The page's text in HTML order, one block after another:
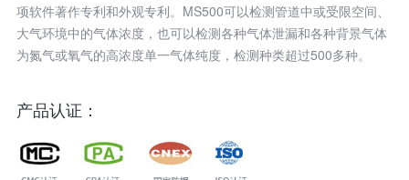
项软件著作专利和外观专利。MS500可以检测管道中或受限空间、
大气环境中的气体浓度，也可以检测各种气体泄漏和各种背景气体
为氮气或氧气的高浓度单一气体纯度，检测种类超过500多种。
产品认证：